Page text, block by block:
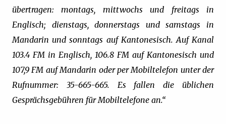
übertragen: montags, mittwochs und freitags in
Englisch; dienstags, donnerstags und samstags in
Mandarin und sonntags auf Kantonesisch. Auf Kanal
103.4 FM in Englisch, 106.8 FM auf Kantonesisch und
107,9 FM auf Mandarin oder per Mobiltelefon unter der
Rufnummer: 35-665-665. Es fallen die üblichen
Gesprächsgebühren für Mobiltelefone an.“